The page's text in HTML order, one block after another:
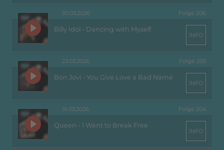
30.03.2026 Folge 206
Billy Idol - Dancing with Myself
INFO
23.03.2026 Folge 205
Bon Jovi - You Give Love a Bad Name
INFO
16.03.2026 Folge 204
Queen - I Want to Break Free
INFO